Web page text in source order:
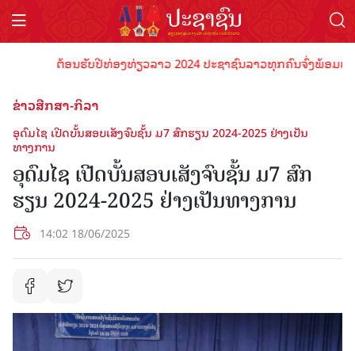
ຕ້ອນຮັບປີທ່ອງທ່ຽວລາວ 2024 ປະຊາຊົນລາວທຸກຄົນຈົ່ງພ້ອມເປັນ
ຂ່າວສືກສາ-ກິລາ
ອຸດົມໄຊ ເປີດບັ້ນສອບເສັງຈົບຊັ້ນ ມ7 ສົກຮຽນ 2024-2025 ຢ່າງເປັນ
ທາງການ
ອຸດົມໄຊ ເປີດບັ້ນສອບເສັງຈົບຊັ້ນ ມ7 ສົກ
ຮຽນ 2024-2025 ຢ່າງເປັນທາງການ
14:02 18/06/2025